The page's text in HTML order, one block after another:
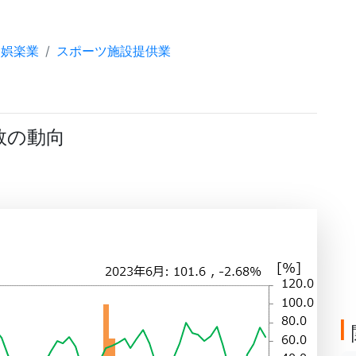
娯楽業 スポーツ施設提供業
の動向